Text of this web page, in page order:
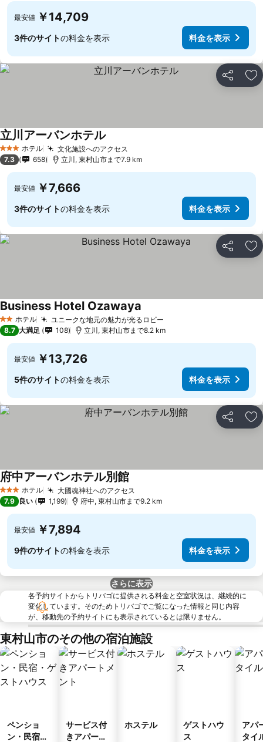
最安値 ￥14,709
3件のサイトの料金を表示 料金を表示
シェア お
3 ホテルのランク
ホテル 文化施設へのアクセス
立川アーバンホテル
7.3 658 立川, 東村山市まで7.9 km
最安値 ￥7,666
3件のサイトの料金を表示 料金を表示
シェア お
2 ホテルのランク
ホテル ユニークな地元の魅力が光るロビー
Business Hotel Ozawaya
8.7 大満足 108 立川, 東村山市まで8.2 km
最安値 ￥13,726
5件のサイトの料金を表示 料金を表示
シェア お
3 ホテルのランク
ホテル 大國魂神社へのアクセス
府中アーバンホテル別館
7.9 良い 1,199 府中, 東村山市まで9.2 km
最安値 ￥7,894
9件のサイトの料金を表示 料金を表示
さらに表示
各予約サイトからトリバゴに提供される料金と空室状況は、継続的に
変化しています。そのためトリバゴでご覧になった情報と同じ内容
が、移動先の予約サイトにも表示されているとは限りません。
東村山市のその他の宿泊施設
ペンショ
ン・民宿・
サービス付
きアパート
ホステル
ゲストハウ
ス
アパ
タイ